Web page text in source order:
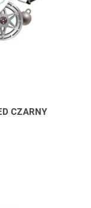
CZARNY